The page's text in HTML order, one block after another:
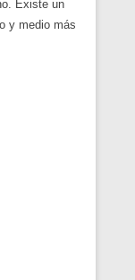
Existe un
y medio más